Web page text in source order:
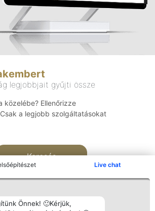
Live chat
Önnek! 🙂Kérjük,
legjobbjait gyűjti össze
közelébe? Ellenőrizze
a legjobb szolgáltatásokat
Keresés